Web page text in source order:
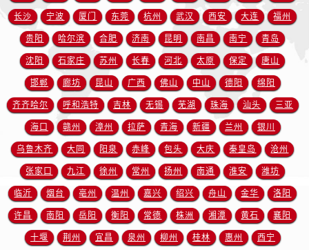
福建省南平市建阳区人民西路售后服务中心（需提前预约）
福建省宁德市蕉城区天湖东路售后服务中心（需提前预约）
福建省莆田市城厢区霞林街道荔华东大道售后服务中心（需提前预约）
福建省三明市三元区东乾二路售后服务中心（需提前预约）
福建省漳州市龙文区步港路售后服务中心（需提前预约）
江苏省常州市新北区龙锦路1590号现代传媒中心5号楼10层1008室售后服务中心（需提前预约）
江苏省淮安市清江浦区淮海北路售后服务中心（需提前预约）
江苏省连云港市海州区通灌北路售后服务中心（需提前预约）
江苏省南京市秦淮区中山南路1号南京中心22层22-C1-C3室售后服务中心（需提前预约）
江苏省宿迁市宿城区西湖路售后服务中心（需提前预约）
江苏省泰州市海陵区永定东路399号置地商务中心东塔（华润万象城）17层1706室售后服务中心（需提前预约）
江苏省徐州市鼓楼区淮海东路29号苏宁广场IFC国际金融中心35层3508室售后服务中心（需提前预约）
江苏省盐城市盐都区世纪大道5号盐城金融城写字楼1号楼16层1604室售后服务中心（需提前预约）
长沙 宁波 厦门 东莞 杭州 武汉 西安 大连 福州
贵阳 哈尔滨 合肥 济南 昆明 南昌 南宁 青岛
沈阳 石家庄 苏州 长春 河北 太原 保定 唐山
邯郸 廊坊 昆山 广西 佛山 中山 德阳 绵阳
齐齐哈尔 呼和浩特 吉林 无锡 芜湖 珠海 汕头 三亚
海口 赣州 漳州 拉萨 青海 新疆 兰州 银川
乌鲁木齐 大同 阳泉 赤峰 包头 大庆 秦皇岛 沧州
张家口 九江 徐州 常州 扬州 南通 淮安 潍坊
临沂 烟台 亳州 温州 嘉兴 绍兴 舟山 金华 洛阳
许昌 南阳 岳阳 衡阳 常德 株洲 湘潭 黄石 襄阳
十堰 荆州 宜昌 泉州 柳州 桂林 惠州 西宁